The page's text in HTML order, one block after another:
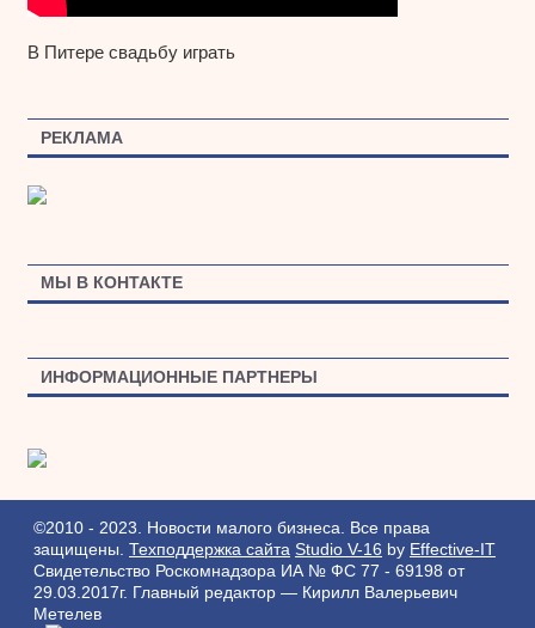
В Питере свадьбу играть
РЕКЛАМА
МЫ В КОНТАКТЕ
ИНФОРМАЦИОННЫЕ ПАРТНЕРЫ
©2010 - 2023. Новости малого бизнеса. Все права
защищены. Техподдержка сайта Studio V-16 by Effective-IT
Свидетельство Роскомнадзора ИА № ФС 77 - 69198 от
29.03.2017г.